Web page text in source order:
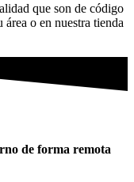
que son de código
o en nuestra tienda
de forma remota